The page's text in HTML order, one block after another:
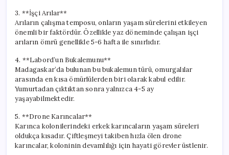
3. **İşçi Arılar**
Arıların çalışma temposu, onların yaşam sürelerini etkileyen
önemli bir faktördür. Özellikle yaz döneminde çalışan işçi
arıların ömrü genellikle 5-6 hafta ile sınırlıdır.
4. **Labord’un Bukalemunu**
Madagaskar’da bulunan bu bukalemun türü, omurgalılar
arasında en kısa ömürlülerden biri olarak kabul edilir.
Yumurtadan çıktıktan sonra yalnızca 4-5 ay
yaşayabilmektedir.
5. **Drone Karıncalar**
Karınca kolonilerindeki erkek karıncaların yaşam süreleri
oldukça kısadır. Çiftleşmeyi takiben hızla ölen drone
karıncalar, koloninin devamlılığı için hayati görevler üstlenir.